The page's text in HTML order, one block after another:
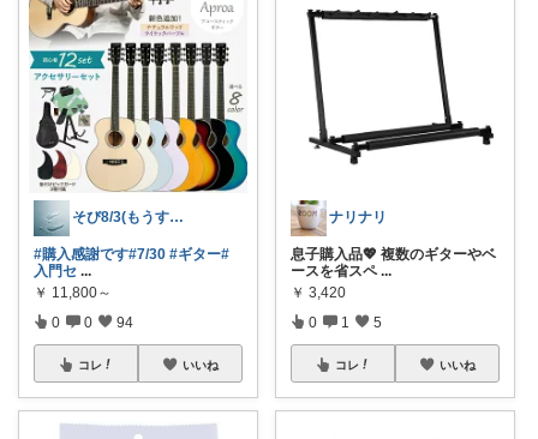
そび8/3(もうすぐ暑いマラソン開幕
#購入感謝です#7/30 #ギター#
入門セ ...
￥ 11,800～
0 0 94
コレ いいね
ナリナリ
息子購入品💖 複数のギターやベ
ースを省スペ ...
￥ 3,420
0 1 5
コレ いいね